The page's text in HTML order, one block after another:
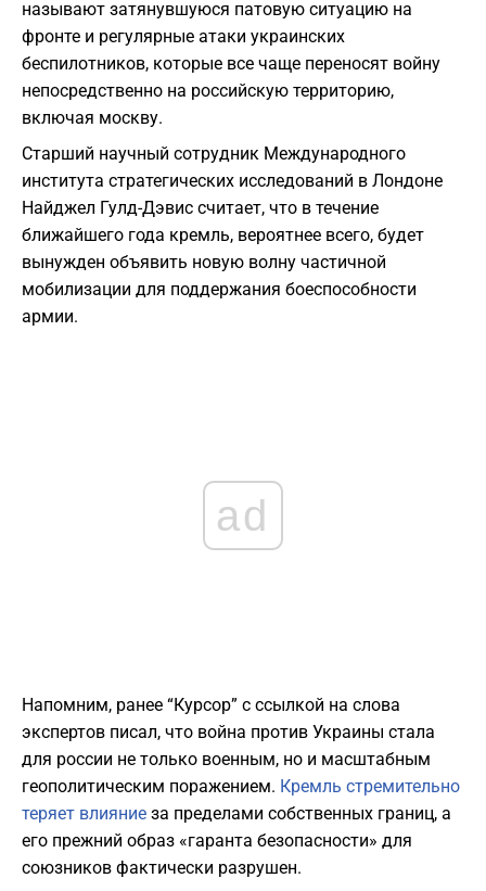
называют затянувшуюся патовую ситуацию на
фронте и регулярные атаки украинских
беспилотников, которые все чаще переносят войну
непосредственно на российскую территорию,
включая москву.
Старший научный сотрудник Международного
института стратегических исследований в Лондоне
Найджел Гулд-Дэвис считает, что в течение
ближайшего года кремль, вероятнее всего, будет
вынужден объявить новую волну частичной
мобилизации для поддержания боеспособности
армии.
ad
Напомним, ранее “Курсор” с ссылкой на слова
экспертов писал, что война против Украины стала
для россии не только военным, но и масштабным
геополитическим поражением. Кремль стремительно
теряет влияние за пределами собственных границ, а
его прежний образ «гаранта безопасности» для
союзников фактически разрушен.